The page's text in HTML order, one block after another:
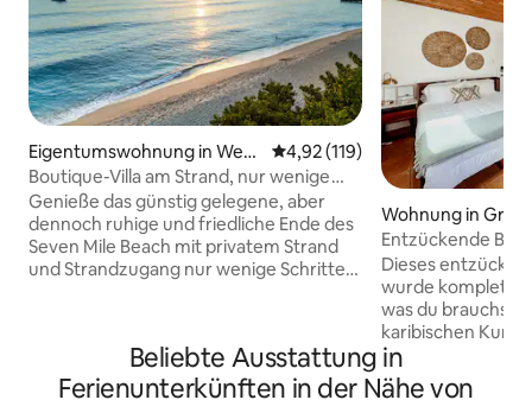
Eigentumswohnung in West
Bay
Durchschnittliche Bewertung:
4,92 (119)
Boutique-Villa am Strand, nur wenige
Schritte vom Seven Mile Beach entfernt
Genieße das günstig gelegene, aber
dennoch ruhige und friedliche Ende des
Seven Mile Beach mit privatem Strand
und Strandzugang nur wenige Schritte
besten Schnorchel-, Tauch- und
Restaurantangebote der Insel oder
Wohnung in
Entzückende
Dieses
wurde komplett
was du brauchst,
karibischen
Calypso Cove
dem berühmten
Beliebte Ausstattung in
Ferienunterkünften in der Nähe von